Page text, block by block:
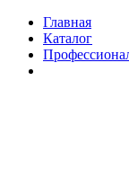
Главная
Каталог